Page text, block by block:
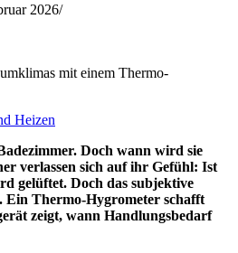
2026
mit einem Thermo-
Heizen
Doch wann wird sie
verlassen sich auf ihr Gefühl: Ist
gelüftet. Doch das subjektive
Ein Thermo-Hygrometer schafft
zeigt, wann Handlungsbedarf